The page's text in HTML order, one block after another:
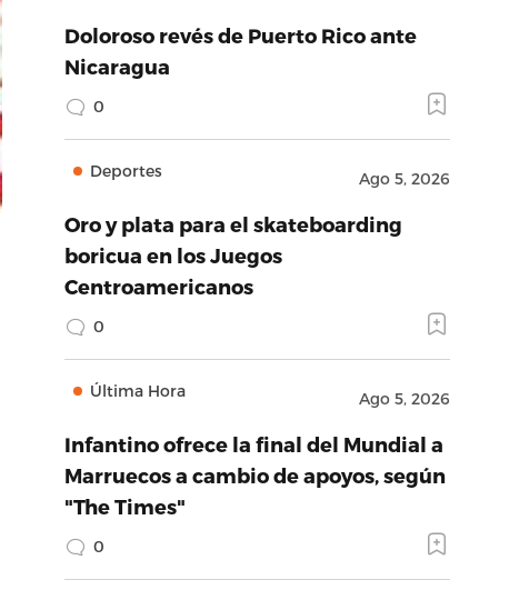
Doloroso revés de Puerto Rico ante
Nicaragua
0
Deportes Ago 5, 2026
Oro y plata para el skateboarding
boricua en los Juegos
Centroamericanos
0
Última Hora Ago 5, 2026
Infantino ofrece la final del Mundial a
Marruecos a cambio de apoyos, según
"The Times"
0